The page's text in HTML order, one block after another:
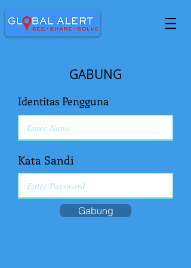
GABUNG
Identitas Pengguna
Kata Sandi
Gabung